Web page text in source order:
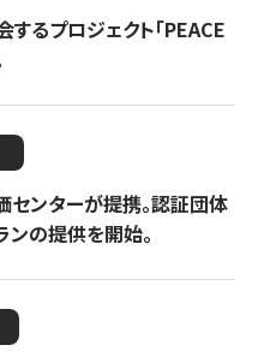
るプロジェクト「PEACE
センターが提携。認証団体
の提供を開始。